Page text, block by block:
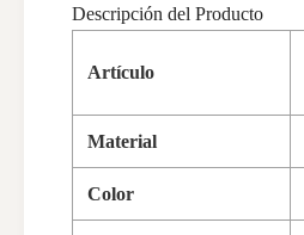
Descripción del Producto
Artículo
Material
Color